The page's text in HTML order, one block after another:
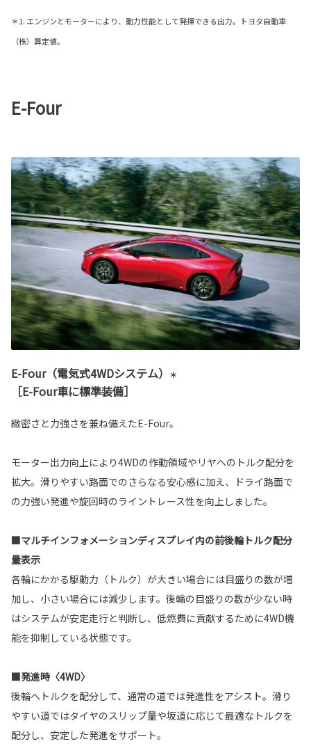
＊1. エンジンとモーターにより、動力性能として発揮できる出力。トヨタ自動車
（株）算定値。
E-Four
E-Four（電気式4WDシステム） ＊
［E-Four車に標準装備］
緻密さと力強さを兼ね備えたE-Four。
モーター出力向上により4WDの作動領域やリヤへのトルク配分を
拡大。滑りやすい路面でのさらなる安心感に加え、ドライ路面で
の力強い発進や旋回時のライントレース性を向上しました。
■マルチインフォメーションディスプレイ内の前後輪トルク配分
量表示
各輪にかかる駆動力（トルク）が大きい場合には目盛りの数が増
加し、小さい場合には減少します。後輪の目盛りの数が少ない時
はシステムが安定走行と判断し、低燃費に貢献するために4WD機
能を抑制している状態です。
■発進時〈4WD〉
後輪へトルクを配分して、通常の道では発進性をアシスト。滑り
やすい道ではタイヤのスリップ量や坂道に応じて最適なトルクを
配分し、安定した発進をサポート。